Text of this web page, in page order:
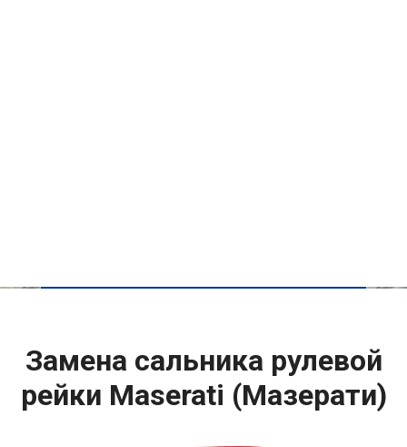
Замена сальника рулевой
рейки Maserati (Мазерати)